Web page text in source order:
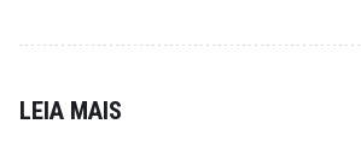
LEIA MAIS